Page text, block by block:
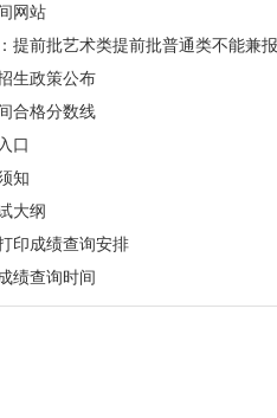
网站
提前批艺术类提前批普通类不能兼报
生政策公布
合格分数线
口
知
大纲
印成绩查询安排
绩查询时间